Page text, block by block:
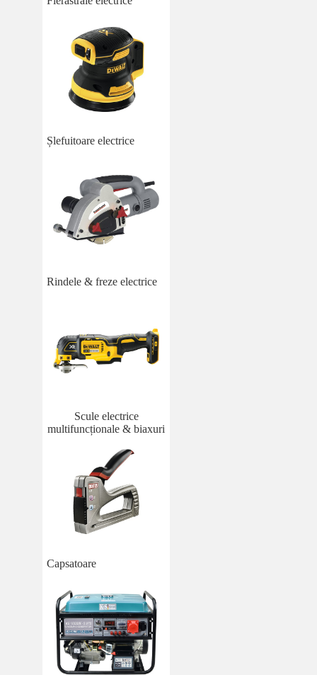
Șlefuitoare electrice
Rindele & freze electrice
Scule electrice
multifuncționale & biaxuri
Capsatoare